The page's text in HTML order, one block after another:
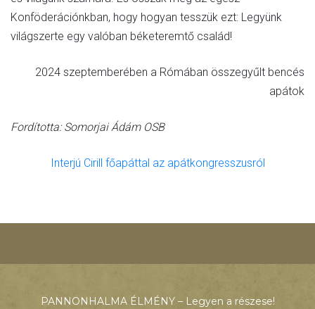
Konföderációnkban, hogy hogyan tesszük ezt: Legyünk
világszerte egy valóban béketeremtő család!
2024 szeptemberében a Rómában összegyűlt bencés
apátok
Fordította: Somorjai Ádám OSB
Interjú Cirill főapáttal az apátkongresszusról
PANNONHALMA ÉLMÉNY – Legyen a részese!